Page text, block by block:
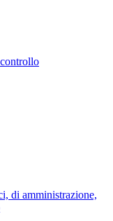
di amministrazione,